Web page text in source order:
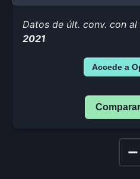
Datos de últ. conv. con
2021
Accede a